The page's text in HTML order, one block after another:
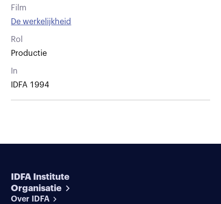
Film
De werkelijkheid
Rol
Productie
In
IDFA 1994
IDFA Institute
Organisatie
Over IDFA